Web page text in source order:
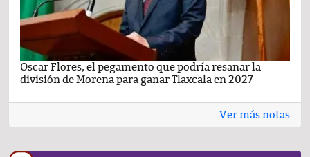
Oscar Flores, el pegamento que podría resanar la
división de Morena para ganar Tlaxcala en 2027
Ver más notas